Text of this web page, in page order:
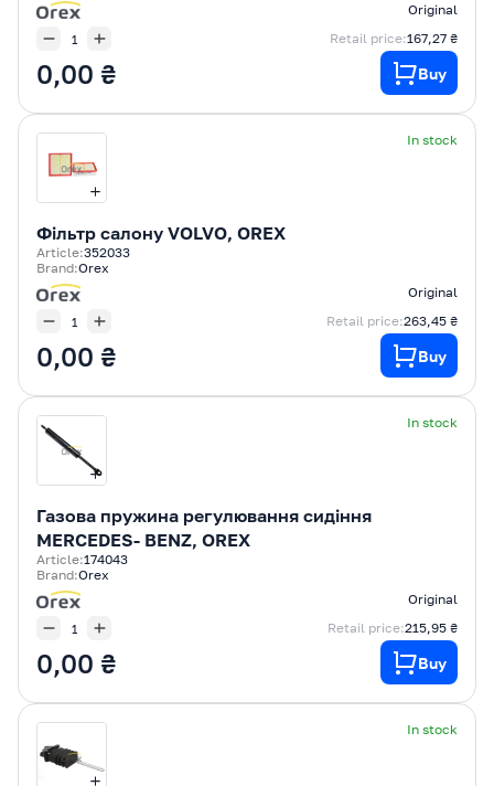
Original
Retail price:167,27 ₴
0,00 ₴ Buy
In stock
Фільтр салону VOLVO, OREX
Article:352033
Brand:Orex
Original
Retail price:263,45 ₴
0,00 ₴ Buy
In stock
Газова пружина регулювання сидіння
MERCEDES- BENZ, OREX
Article:174043
Brand:Orex
Original
Retail price:215,95 ₴
0,00 ₴ Buy
In stock